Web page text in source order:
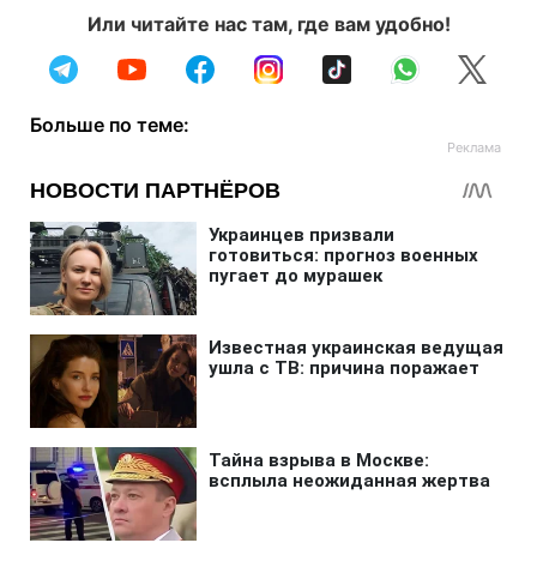
Или читайте нас там, где вам удобно!
Больше по теме: